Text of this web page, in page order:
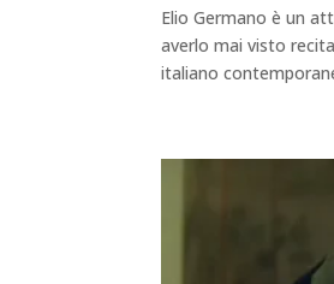
Elio Germano è un
averlo mai visto
italiano